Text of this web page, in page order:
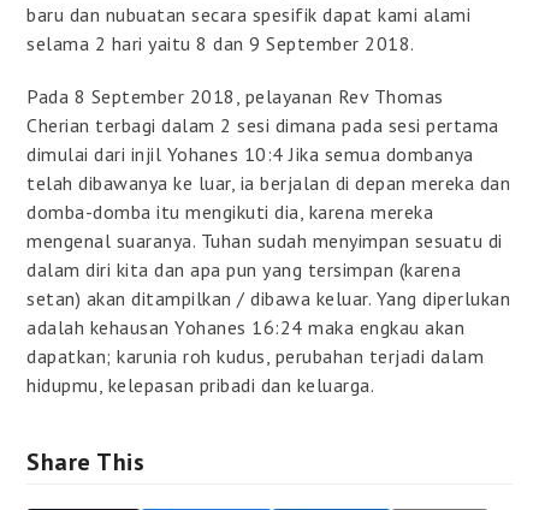
baru dan nubuatan secara spesifik dapat kami alami
selama 2 hari yaitu 8 dan 9 September 2018.
Pada 8 September 2018, pelayanan Rev Thomas
Cherian terbagi dalam 2 sesi dimana pada sesi pertama
dimulai dari injil Yohanes 10:4 Jika semua dombanya
telah dibawanya ke luar, ia berjalan di depan mereka dan
domba-domba itu mengikuti dia, karena mereka
mengenal suaranya. Tuhan sudah menyimpan sesuatu di
dalam diri kita dan apa pun yang tersimpan (karena
setan) akan ditampilkan / dibawa keluar. Yang diperlukan
adalah kehausan Yohanes 16:24 maka engkau akan
dapatkan; karunia roh kudus, perubahan terjadi dalam
hidupmu, kelepasan pribadi dan keluarga.
Share This